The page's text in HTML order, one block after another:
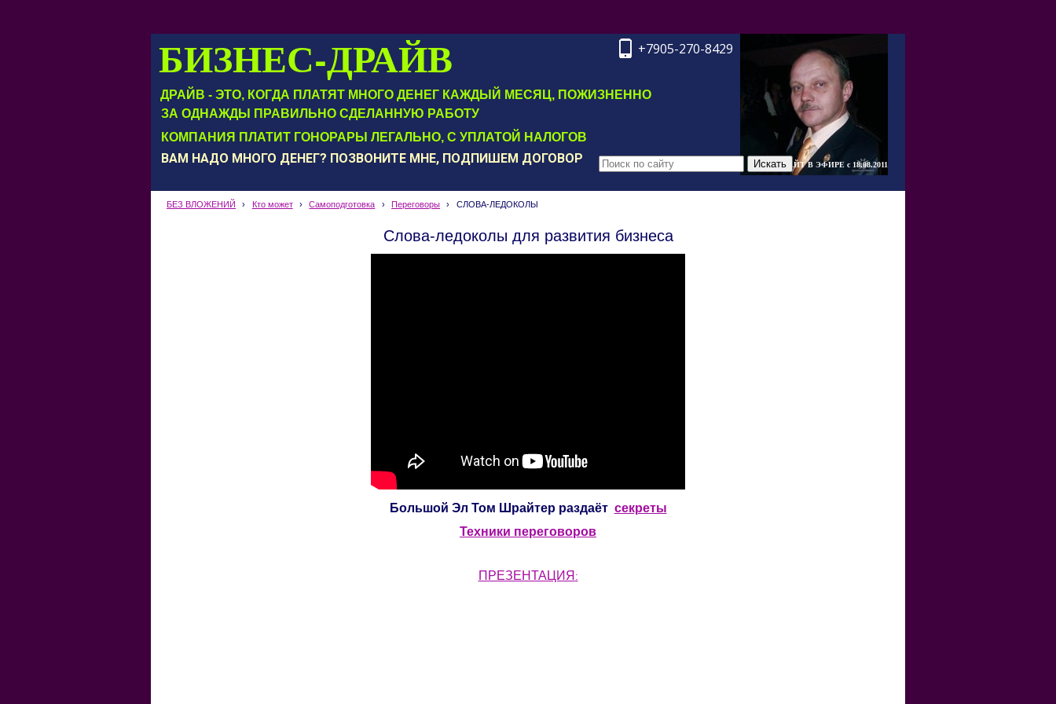
САЙТ В ЭФИРЕ c 18.08.2011
+7905-270-8429
БИЗНЕС-ДРАЙВ
ДРАЙВ - ЭТО, КОГДА ПЛАТЯТ МНОГО ДЕНЕГ КАЖДЫЙ МЕСЯЦ, ПОЖИЗНЕННО
КОМПАНИЯ ПЛАТИТ ГОНОРАРЫ ЛЕГАЛЬНО, С УПЛАТОЙ НАЛОГОВ
ЗА ОДНАЖДЫ ПРАВИЛЬНО СДЕЛАННУЮ РАБОТУ
ВАМ НАДО МНОГО ДЕНЕГ? ПОЗВОНИТЕ МНЕ, ПОДПИШЕМ ДОГОВОР
БЕЗ ВЛОЖЕНИЙ › Кто может › Самоподготовка › Переговоры › СЛОВА-ЛЕДОКОЛЫ
Слова-ледоколы для развития бизнеса
Большой Эл Том Шрайтер раздаёт секреты
Техники переговоров
ПРЕЗЕНТАЦИЯ :